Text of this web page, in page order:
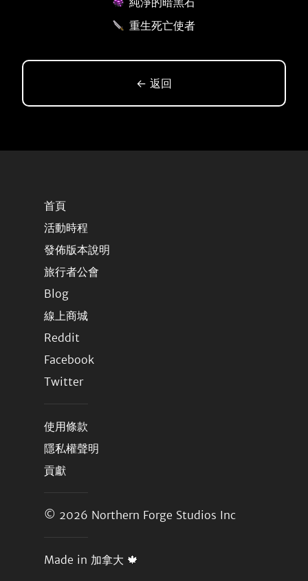
重生死亡使者
← 返回
首頁
活動時程
發佈版本說明
旅行者公會
Blog
線上商城
Reddit
Facebook
Twitter
使用條款
隱私權聲明
貢獻
© 2026 Northern Forge Studios Inc
Made in 加拿大 🍁